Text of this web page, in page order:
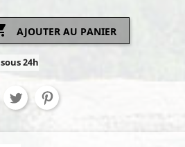
AJOUTER AU PANIER
24h